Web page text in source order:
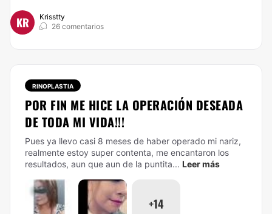
KR
Krisstty
26 comentarios
RINOPLASTIA
POR FIN ME HICE LA OPERACIÓN DESEADA
DE TODA MI VIDA!!!
Pues ya llevo casi 8 meses de haber operado mi nariz,
realmente estoy super contenta, me encantaron los
resultados, aun que aun de la puntita... Leer más
+14